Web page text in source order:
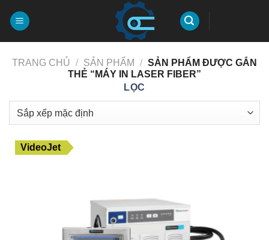
đến
TRANG CHỦ
/ SẢN PHẨM / SẢN PHẨM ĐƯỢC GẮN
THẺ “MÁY IN LASER FIBER”
LỌC
VideoJet